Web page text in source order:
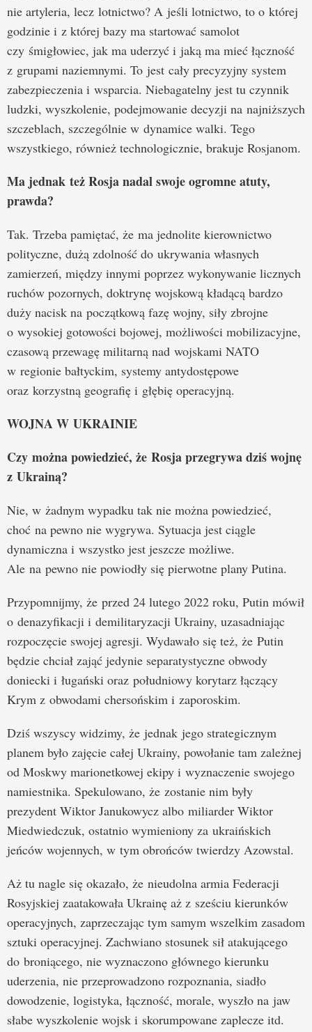
nie artyleria, lecz lotnictwo? A jeśli lotnictwo, to o której
godzinie i z której bazy ma startować samolot
czy śmigłowiec, jak ma uderzyć i jaką ma mieć łączność
z grupami naziemnymi. To jest cały precyzyjny system
zabezpieczenia i wsparcia. Niebagatelny jest tu czynnik
ludzki, wyszkolenie, podejmowanie decyzji na najniższych
szczeblach, szczególnie w dynamice walki. Tego
wszystkiego, również technologicznie, brakuje Rosjanom.
Ma jednak też Rosja nadal swoje ogromne atuty,
prawda?
Tak. Trzeba pamiętać, że ma jednolite kierownictwo
polityczne, dużą zdolność do ukrywania własnych
zamierzeń, między innymi poprzez wykonywanie licznych
ruchów pozornych, doktrynę wojskową kładącą bardzo
duży nacisk na początkową fazę wojny, siły zbrojne
o wysokiej gotowości bojowej, możliwości mobilizacyjne,
czasową przewagę militarną nad wojskami NATO
w regionie bałtyckim, systemy antydostępowe
oraz korzystną geografię i głębię operacyjną.
WOJNA W UKRAINIE
Czy można powiedzieć, że Rosja przegrywa dziś wojnę
z Ukrainą?
Nie, w żadnym wypadku tak nie można powiedzieć,
choć na pewno nie wygrywa. Sytuacja jest ciągle
dynamiczna i wszystko jest jeszcze możliwe.
Ale na pewno nie powiodły się pierwotne plany Putina.
Przypomnijmy, że przed 24 lutego 2022 roku, Putin mówił
o denazyfikacji i demilitaryzacji Ukrainy, uzasadniając
rozpoczęcie swojej agresji. Wydawało się też, że Putin
będzie chciał zająć jedynie separatystyczne obwody
doniecki i ługański oraz południowy korytarz łączący
Krym z obwodami chersońskim i zaporoskim.
Dziś wszyscy widzimy, że jednak jego strategicznym
planem było zajęcie całej Ukrainy, powołanie tam zależnej
od Moskwy marionetkowej ekipy i wyznaczenie swojego
namiestnika. Spekulowano, że zostanie nim były
prezydent Wiktor Janukowycz albo miliarder Wiktor
Miedwiedczuk, ostatnio wymieniony za ukraińskich
jeńców wojennych, w tym obrońców twierdzy Azowstal.
Aż tu nagle się okazało, że nieudolna armia Federacji
Rosyjskiej zaatakowała Ukrainę aż z sześciu kierunków
operacyjnych, zaprzeczając tym samym wszelkim zasadom
sztuki operacyjnej. Zachwiano stosunek sił atakującego
do broniącego, nie wyznaczono głównego kierunku
uderzenia, nie przeprowadzono rozpoznania, siadło
dowodzenie, logistyka, łączność, morale, wyszło na jaw
słabe wyszkolenie wojsk i skorumpowane zaplecze itd.